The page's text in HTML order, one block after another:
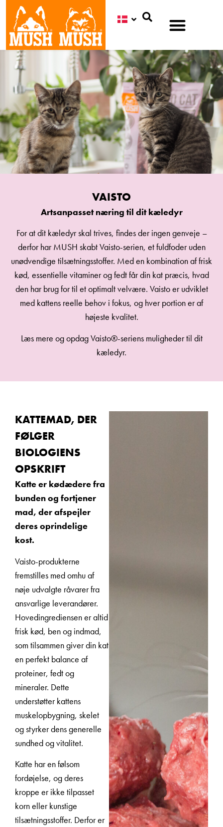
VAISTO
Artsanpasset næring til dit kæledyr
For at dit kæledyr skal trives, findes der ingen genveje –
derfor har MUSH skabt Vaisto-serien, et fuldfoder uden
unødvendige tilsætningsstoffer. Med en kombination af frisk
kød, essentielle vitaminer og fedt får din kat præcis, hvad
den har brug for til et optimalt velvære. Vaisto er udviklet
med kattens reelle behov i fokus, og hver portion er af
højeste kvalitet.
Læs mere og opdag Vaisto®-seriens muligheder til dit
kæledyr.
KATTEMAD, DER
FØLGER
BIOLOGIENS
OPSKRIFT
Katte er kødædere fra
bunden og fortjener
mad, der afspejler
deres oprindelige
kost.
Vaisto-produkterne
fremstilles med omhu af
nøje udvalgte råvarer fra
ansvarlige leverandører.
Hovedingrediensen er altid
frisk kød, ben og indmad,
som tilsammen giver din kat
en perfekt balance af
proteiner, fedt og
mineraler. Dette
understøtter kattens
muskelopbygning, skelet
og styrker dens generelle
sundhed og vitalitet.
Katte har en følsom
fordøjelse, og deres
kroppe er ikke tilpasset
korn eller kunstige
tilsætningsstoffer. Derfor er